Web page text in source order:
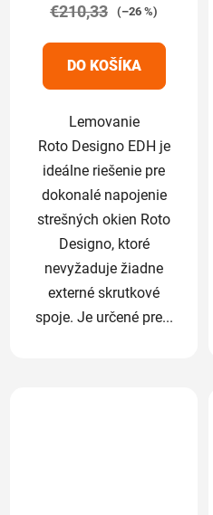
5,0
5
hviezdičiek.
€210,33 (–26 %)
DO KOŠÍKA
Lemovanie
Roto Designo EDH je
ideálne riešenie pre
dokonalé napojenie
strešných okien Roto
Designo, ktoré
nevyžaduje žiadne
externé skrutkové
spoje. Je určené pre...